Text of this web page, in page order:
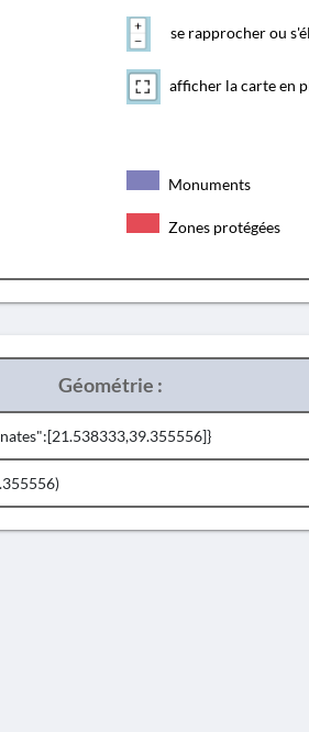
se rapprocher ou
afficher la carte en
Monuments
Zones protégées
Géométrie :